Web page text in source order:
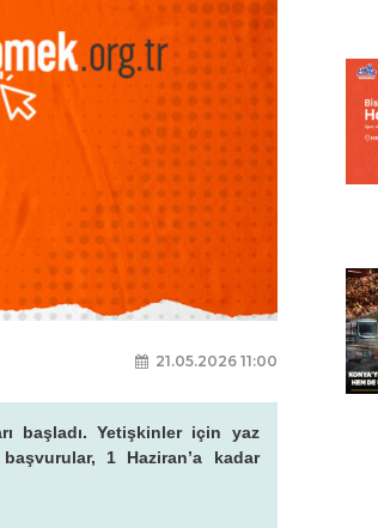
21.05.2026 11:00
başladı. Yetişkinler için yaz
1 Haziran’a kadar